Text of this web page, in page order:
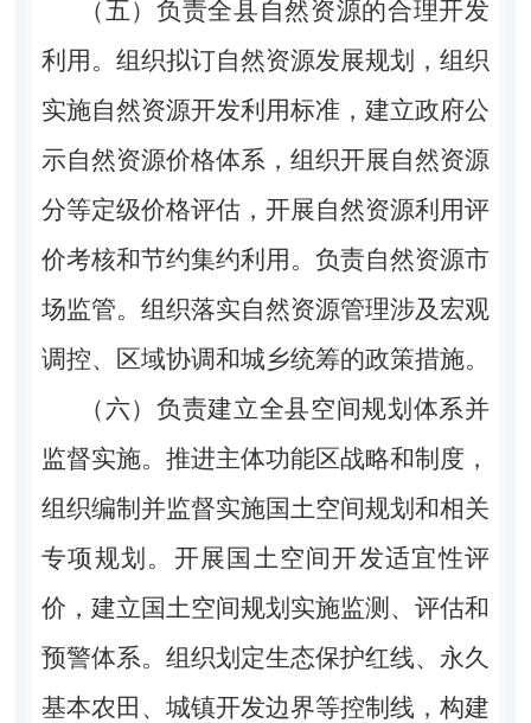
（五）负责全县自然资源的合理开发
利用。组织拟订自然资源发展规划，组织
实施自然资源开发利用标准，建立政府公
示自然资源价格体系，组织开展自然资源
分等定级价格评估，开展自然资源利用评
价考核和节约集约利用。负责自然资源市
场监管。组织落实自然资源管理涉及宏观
调控、区域协调和城乡统筹的政策措施。
（六）负责建立全县空间规划体系并
监督实施。推进主体功能区战略和制度，
组织编制并监督实施国土空间规划和相关
专项规划。开展国土空间开发适宜性评
价，建立国土空间规划实施监测、评估和
预警体系。组织划定生态保护红线、永久
基本农田、城镇开发边界等控制线，构建